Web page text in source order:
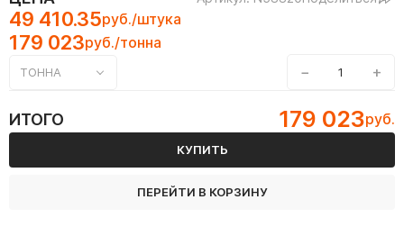
49 410.35руб./штука
179 023руб./тонна
ТОННА − +
ИТОГО 179 023руб.
КУПИТЬ
ПЕРЕЙТИ В КОРЗИНУ